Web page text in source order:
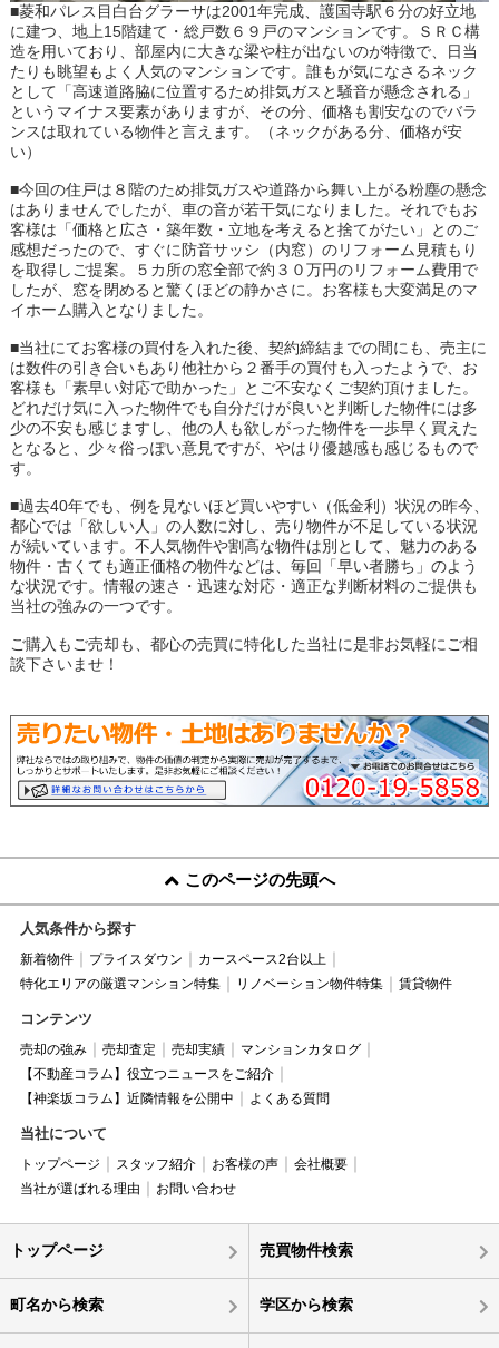
■菱和パレス目白台グラーサは2001年完成、護国寺駅６分の好立地
に建つ、地上15階建て・総戸数６９戸のマンションです。ＳＲＣ構
造を用いており、部屋内に大きな梁や柱が出ないのが特徴で、日当
たりも眺望もよく人気のマンションです。誰もが気になさるネック
として「高速道路脇に位置するため排気ガスと騒音が懸念される」
というマイナス要素がありますが、その分、価格も割安なのでバラ
ンスは取れている物件と言えます。（ネックがある分、価格が安
い）
■今回の住戸は８階のため排気ガスや道路から舞い上がる粉塵の懸念
はありませんでしたが、車の音が若干気になりました。それでもお
客様は「価格と広さ・築年数・立地を考えると捨てがたい」とのご
感想だったので、すぐに防音サッシ（内窓）のリフォーム見積もり
を取得しご提案。５カ所の窓全部で約３０万円のリフォーム費用で
したが、窓を閉めると驚くほどの静かさに。お客様も大変満足のマ
イホーム購入となりました。
■当社にてお客様の買付を入れた後、契約締結までの間にも、売主に
は数件の引き合いもあり他社から２番手の買付も入ったようで、お
客様も「素早い対応で助かった」とご不安なくご契約頂けました。
どれだけ気に入った物件でも自分だけが良いと判断した物件には多
少の不安も感じますし、他の人も欲しがった物件を一歩早く買えた
となると、少々俗っぽい意見ですが、やはり優越感も感じるもので
す。
■過去40年でも、例を見ないほど買いやすい（低金利）状況の昨今、
都心では「欲しい人」の人数に対し、売り物件が不足している状況
が続いています。不人気物件や割高な物件は別として、魅力のある
物件・古くても適正価格の物件などは、毎回「早い者勝ち」のよう
な状況です。情報の速さ・迅速な対応・適正な判断材料のご提供も
当社の強みの一つです。
ご購入もご売却も、都心の売買に特化した当社に是非お気軽にご相
談下さいませ！
このページの先頭へ
人気条件から探す
新着物件 プライスダウン
カースペース2台以上
特化エリアの厳選マンション特集
リノベーション物件特集 賃貸物件
コンテンツ
売却の強み 売却査定 売却実績
マンションカタログ
【不動産コラム】役立つニュースをご紹介
【神楽坂コラム】近隣情報を公開中
よくある質問
当社について
トップページ スタッフ紹介 お客様の声
会社概要
当社が選ばれる理由
お問い合わせ
トップページ 売買物件検索
町名から検索 学区から検索